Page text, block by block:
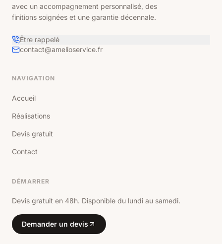
avec un accompagnement personnalisé, des
finitions soignées et une garantie décennale.
Être rappelé
contact@amelioservice.fr
NAVIGATION
Accueil
Réalisations
Devis gratuit
Contact
DÉMARRER
Devis gratuit en 48h. Disponible du lundi au samedi.
Demander un devis